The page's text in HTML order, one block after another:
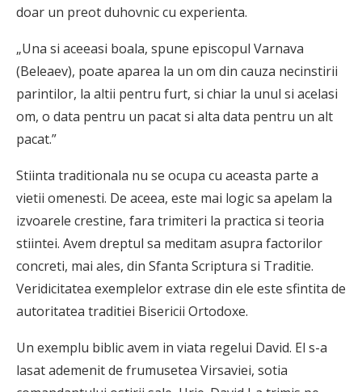
doar un preot duhovnic cu experienta.
„Una si aceeasi boala, spune episcopul Varnava
(Beleaev), poate aparea la un om din cauza necinstirii
parintilor, la altii pentru furt, si chiar la unul si acelasi
om, o data pentru un pacat si alta data pentru un alt
pacat.”
Stiinta traditionala nu se ocupa cu aceasta parte a
vietii omenesti. De aceea, este mai logic sa apelam la
izvoarele crestine, fara trimiteri la practica si teoria
stiintei. Avem dreptul sa meditam asupra factorilor
concreti, mai ales, din Sfanta Scriptura si Traditie.
Veridicitatea exemplelor extrase din ele este sfintita de
autoritatea traditiei Bisericii Ortodoxe.
Un exemplu biblic avem in viata regelui David. El s-a
lasat ademenit de frumusetea Virsaviei, sotia